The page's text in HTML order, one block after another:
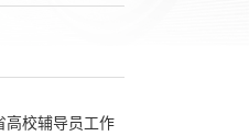
高校辅导员工作